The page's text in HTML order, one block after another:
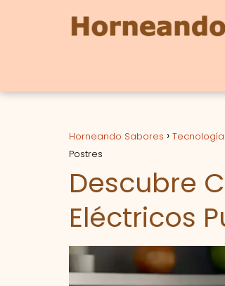
Horneando Sabores
Postres
Descubre
Eléctricos